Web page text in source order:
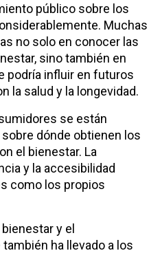
público sobre los
Muchas
no solo en conocer las
sino también en
podría influir en futuros
la salud y la longevidad.
se están
dónde obtienen los
el bienestar. La
y la accesibilidad
como los propios
y el
ha llevado a los